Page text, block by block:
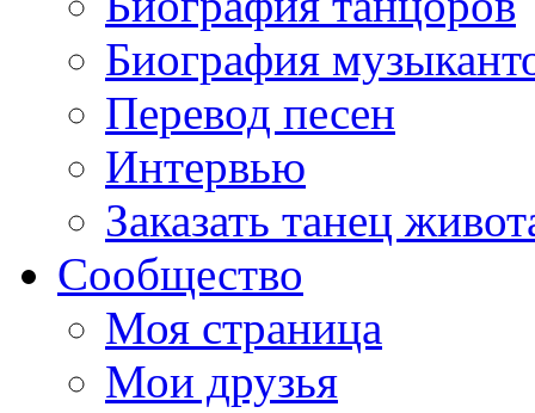
Биография
Перевод песен
Интервью
Заказать танец
Сообщество
Моя страница
Мои друзья